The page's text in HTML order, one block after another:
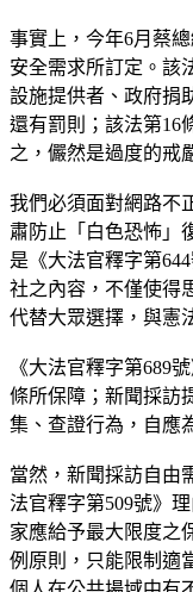
事實上，今年6月蔡
安全需求所訂定。該
設施提供者、政府捐
還有罰則；該法第16
之，儼然是過度的戒
我們必須面對網路不
肅防止「白色恐怖」
是《大法官釋字第
社之內容，不僅使得
代替大眾選擇，與憲
《大法官釋字第689
條所保障；新聞採訪
集、查證行為，自應
當然，新聞採訪自由
法官釋字第509號》
家應給予最大限度之
例原則，只能限制適